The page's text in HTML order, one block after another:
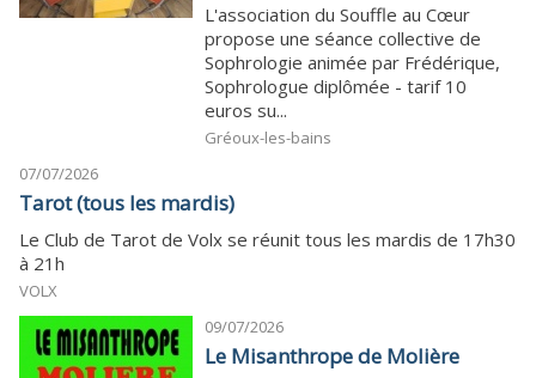
L'association du Souffle au Cœur
propose une séance collective de
Sophrologie animée par Frédérique,
Sophrologue diplômée - tarif 10
euros su...
Gréoux-les-bains
07/07/2026
Tarot (tous les mardis)
Le Club de Tarot de Volx se réunit tous les mardis de 17h30
à 21h
VOLX
09/07/2026
Le Misanthrope de Molière